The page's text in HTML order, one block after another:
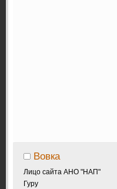
Вовка
Лицо сайта АНО "НАП"
Гуру